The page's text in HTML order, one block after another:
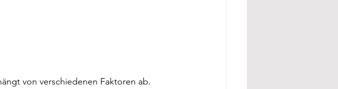
von verschiedenen Faktoren ab.